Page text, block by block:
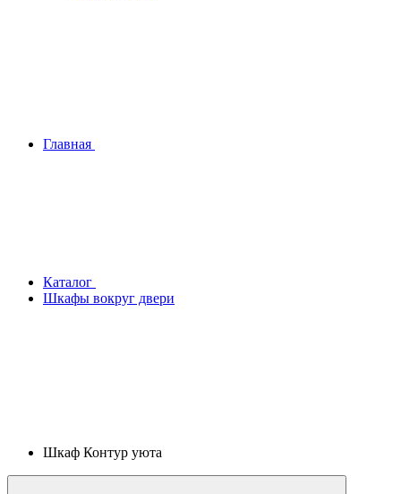
Главная
Каталог
Шкафы вокруг двери
Шкаф Контур уюта